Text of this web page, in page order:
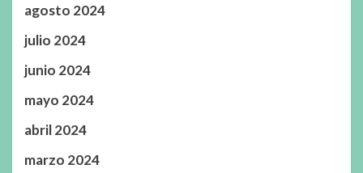
agosto 2024
julio 2024
junio 2024
mayo 2024
abril 2024
marzo 2024